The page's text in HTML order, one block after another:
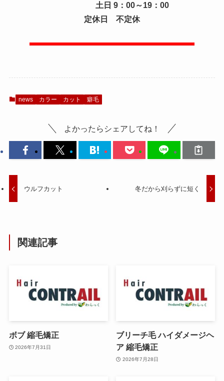
土日 9：00～19：00
定休日 不定休
news カラー カット 癖毛
よかったらシェアしてね！
ウルフカット 冬だから刈らずに短く
関連記事
ボブ 縮毛矯正
2026年7月31日
ブリーチ毛 ハイダメージヘ
ア 縮毛矯正
2026年7月28日